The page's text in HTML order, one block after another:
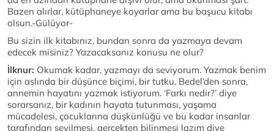
Bazen alırlar, kütüphaneye koyarlar ama bu başucu kitabı
olsun.-Gülüyor-
Bu sizin ilk kitabınız, bundan sonra da yazmaya devam
edecek misiniz? Yazacaksanız konusu ne olur?
İlknur: Okumak kadar, yazmayı da seviyorum. Yazmak benim
için aslında bir düşünce biçimi, bir tutku. Bedel’den sonra,
annemin hayatını yazmak istiyorum. ‘Farkı nedir?’ diye
sorarsanız, bir kadının hayata tutunması, yaşama
mücadelesi, çocuklarına düşkünlüğü ve bu kadar insanlar
tarafından sevilmesi, gerçekten bilinmesi lazım diye